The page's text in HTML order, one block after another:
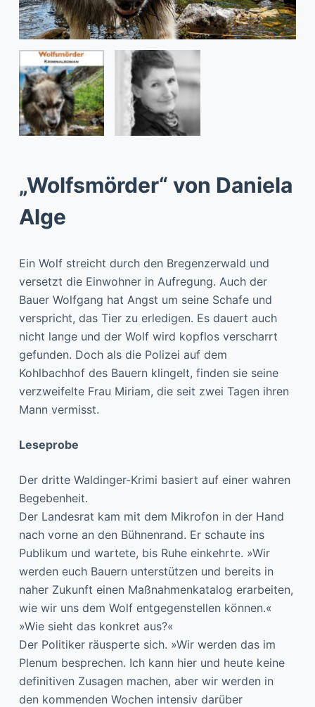
„Wolfsmörder“ von Daniela
Alge
Ein Wolf streicht durch den Bregenzerwald und
versetzt die Einwohner in Aufregung. Auch der
Bauer Wolfgang hat Angst um seine Schafe und
verspricht, das Tier zu erledigen. Es dauert auch
nicht lange und der Wolf wird kopflos verscharrt
gefunden. Doch als die Polizei auf dem
Kohlbachhof des Bauern klingelt, finden sie seine
verzweifelte Frau Miriam, die seit zwei Tagen ihren
Mann vermisst.
Leseprobe
Der dritte Waldinger-Krimi basiert auf einer wahren
Begebenheit.
Der Landesrat kam mit dem Mikrofon in der Hand
nach vorne an den Bühnenrand. Er schaute ins
Publikum und wartete, bis Ruhe einkehrte. »Wir
werden euch Bauern unterstützen und bereits in
naher Zukunft einen Maßnahmenkatalog erarbeiten,
wie wir uns dem Wolf entgegenstellen können.«
»Wie sieht das konkret aus?«
Der Politiker räusperte sich. »Wir werden das im
Plenum besprechen. Ich kann hier und heute keine
definitiven Zusagen machen, aber wir werden in
den kommenden Wochen intensiv darüber